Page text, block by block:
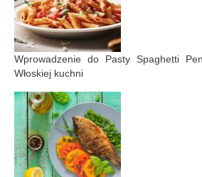
Wprowadzenie do Pasty Spaghetti
Włoskiej kuchni